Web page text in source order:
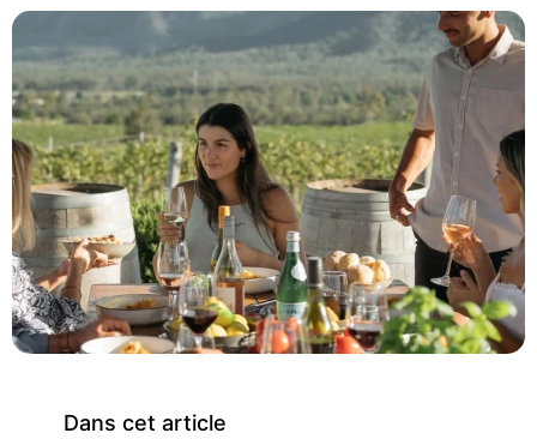
Dans cet article